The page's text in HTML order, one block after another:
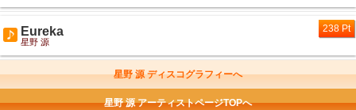
Eureka
星野 源
238 Pt
星野 源 ディスコグラフィーへ
星野 源 アーティストページTOPへ